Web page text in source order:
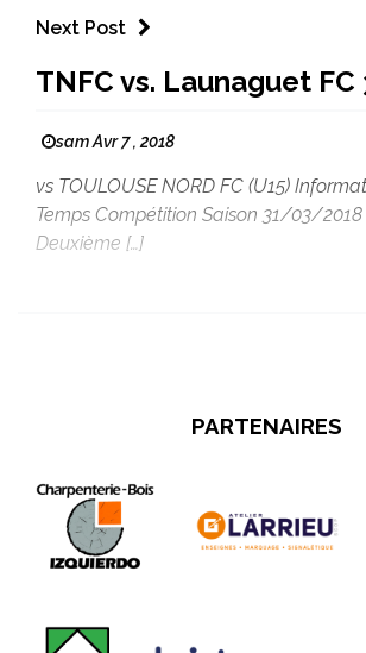
Next Post
TNFC vs. Launaguet FC
sam Avr 7 , 2018
vs TOULOUSE NORD FC (U15)
Temps Compétition Saison 31/03/2018
Deuxième […]
PARTENAIRES